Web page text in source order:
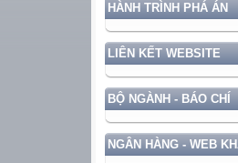
HÀNH TRÌNH PHÁ ÁN
LIÊN KẾT WEBSITE
BỘ NGÀNH - BÁO CHÍ
NGÂN HÀNG - WEB